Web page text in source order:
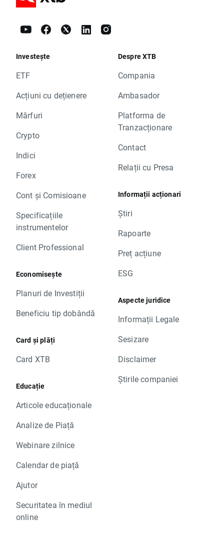
Investește
ETF
Acțiuni cu dețienere
Mărfuri
Crypto
Indici
Forex
Cont și Comisioane
Specificațiile
instrumentelor
Client Professional
Economisește
Planuri de Investiții
Beneficiu tip dobândă
Card și plăți
Card XTB
Educație
Articole educaționale
Analize de Piață
Webinare zilnice
Calendar de piață
Ajutor
Securitatea în mediul
online
Despre XTB
Compania
Ambasador
Platforma de
Tranzacționare
Contact
Relații cu Presa
Informații acționari
Știri
Rapoarte
Preț acțiune
ESG
Aspecte juridice
Informații Legale
Sesizare
Disclaimer
Știrile companiei